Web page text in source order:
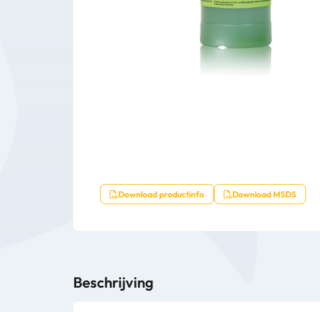
Download productinfo Download MSDS
Beschrijving